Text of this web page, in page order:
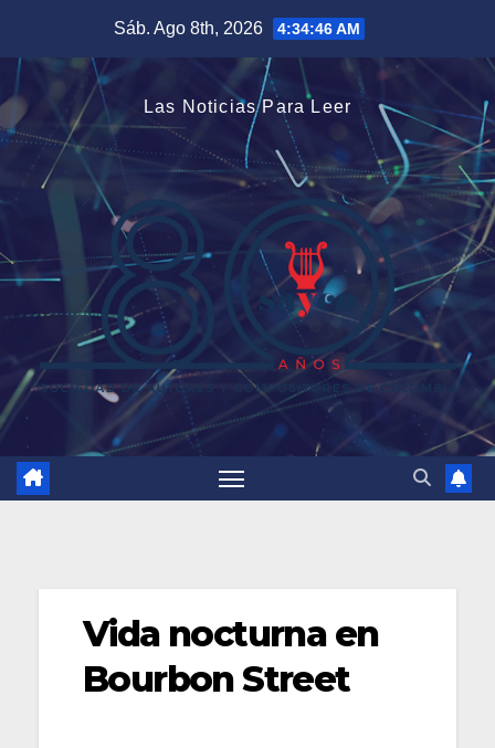
contenido
Sáb. Ago 8th, 2026 4:34:47 AM
Las Noticias Para Leer
Vida nocturna en
Bourbon Street